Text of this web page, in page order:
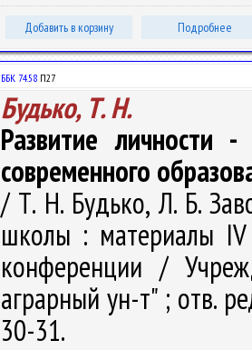
Добавить в корзину Подробнее
ББК 74.58 П27
Будько, Т. Н.
Развитие личности
современного
/ Т. Н. Будько, Л. Б.
школы : материалы IV
конференции /
аграрный ун-т" ; отв.
30-31.